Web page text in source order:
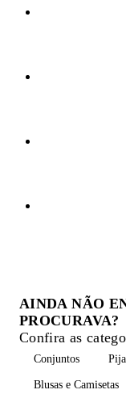
AINDA NÃO
PROCURAVA?
Confira as
Conjuntos
Blusas e Camisetas